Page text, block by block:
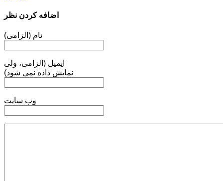
اضافه کردن نظر
نام (الزامی)
ایمیل (الزامی، ولی
نمایش داده نمی شود)
وب سایت